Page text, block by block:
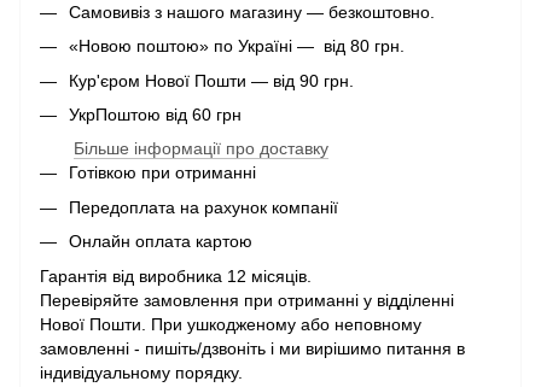
Самовивіз з нашого магазину — безкоштовно.
«Новою поштою» по Україні — від 80 грн.
Кур'єром Нової Пошти — від 90 грн.
УкрПоштою від 60 грн
Більше інформації про доставку
Готівкою при отриманні
Передоплата на рахунок компанії
Онлайн оплата картою
Гарантія від виробника 12 місяців.
Перевіряйте замовлення при отриманні у відділенні
Нової Пошти. При ушкодженому або неповному
замовленні - пишіть/дзвоніть і ми вирішимо питання в
індивідуальному порядку.